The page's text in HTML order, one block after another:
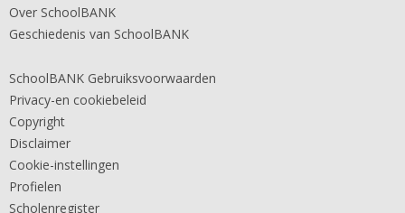
Over SchoolBANK
Geschiedenis van SchoolBANK
SchoolBANK Gebruiksvoorwaarden
Privacy-en cookiebeleid
Copyright
Disclaimer
Cookie-instellingen
Profielen
Scholenregister